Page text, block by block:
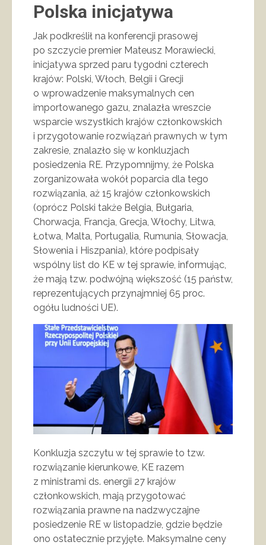
Polska inicjatywa
Jak podkreślił na konferencji prasowej
po szczycie premier Mateusz Morawiecki,
inicjatywa sprzed paru tygodni czterech
krajów: Polski, Włoch, Belgii i Grecji
o wprowadzenie maksymalnych cen
importowanego gazu, znalazła wreszcie
wsparcie wszystkich krajów członkowskich
i przygotowanie rozwiązań prawnych w tym
zakresie, znalazło się w konkluzjach
posiedzenia RE. Przypomnijmy, że Polska
zorganizowała wokół poparcia dla tego
rozwiązania, aż 15 krajów członkowskich
(oprócz Polski także Belgia, Bułgaria,
Chorwacja, Francja, Grecja, Włochy, Litwa,
Łotwa, Malta, Portugalia, Rumunia, Słowacja,
Słowenia i Hiszpania), które podpisały
wspólny list do KE w tej sprawie, informując,
że mają tzw. podwójną większość (15 państw,
reprezentujących przynajmniej 65 proc.
ogółu ludności UE).
Konkluzja szczytu w tej sprawie to tzw.
rozwiązanie kierunkowe, KE razem
z ministrami ds. energii 27 krajów
członkowskich, mają przygotować
rozwiązania prawne na nadzwyczajne
posiedzenie RE w listopadzie, gdzie będzie
ono ostatecznie przyjęte. Maksymalne ceny